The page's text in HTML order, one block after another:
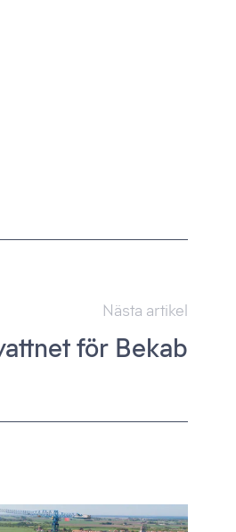
Nästa artikel
för Bekab